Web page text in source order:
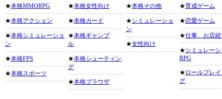
★本格MMORPG
★本格アクション
★本格シミュレーショ
ン
★本格FPS
★本格スポーツ
★本格女性向け
★本格カード
★本格ギャンブ
ル
★本格シューティン
グ
★本格ブラウザ
★本格その他
★シミュレーショ
ン
★女性向け
★育成ゲーム
★恋愛ゲーム
★仕事、お店
★シミュレー
RPG
★ ロールプレ
グ